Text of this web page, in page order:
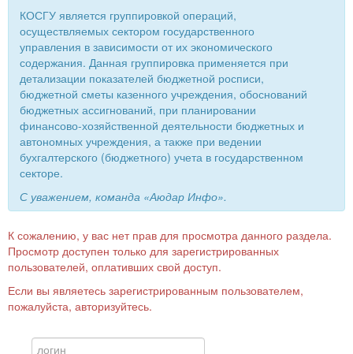
КОСГУ является группировкой операций,
осуществляемых сектором государственного
управления в зависимости от их экономического
содержания. Данная группировка применяется при
детализации показателей бюджетной росписи,
бюджетной сметы казенного учреждения, обоснований
бюджетных ассигнований, при планировании
финансово-хозяйственной деятельности бюджетных и
автономных учреждения, а также при ведении
бухгалтерского (бюджетного) учета в государственном
секторе.
С уважением, команда «Аюдар Инфо».
К сожалению, у вас нет прав для просмотра данного раздела.
Просмотр доступен только для зарегистрированных
пользователей, оплативших свой доступ.
Если вы являетесь зарегистрированным пользователем,
пожалуйста, авторизуйтесь.